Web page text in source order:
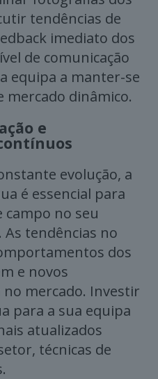
tendências de
imediato dos
de comunicação
equipa a manter-se
dinâmico.
e
evolução, a
é essencial para
campo no seu
tendências no
dos
e novos
mercado. Investir
para a sua equipa
atualizados
técnicas de